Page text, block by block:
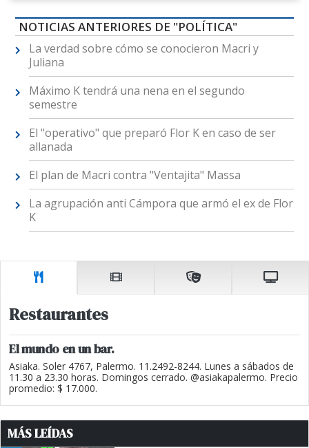
NOTICIAS ANTERIORES DE "POLÍTICA"
La verdad sobre cómo se conocieron Macri y
Juliana
Máximo K tendrá una nena en el segundo
semestre
El "operativo" que preparó Flor K en caso de ser
allanada
El plan de Macri contra "Ventajita" Massa
La agrupación anti Cámpora que armó el ex de Flor
K
Restaurantes
El mundo en un bar.
Asiaka. Soler 4767, Palermo. 11.2492-8244. Lunes a sábados de
11.30 a 23.30 horas. Domingos cerrado. @asiakapalermo. Precio
promedio: $ 17.000.
MÁS LEÍDAS